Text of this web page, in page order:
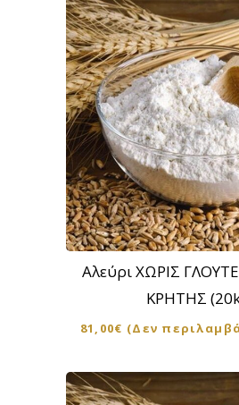
Αλεύρι ΧΩΡΙΣ
ΚΡΗΤΗΣ
81,00€ (Δεν